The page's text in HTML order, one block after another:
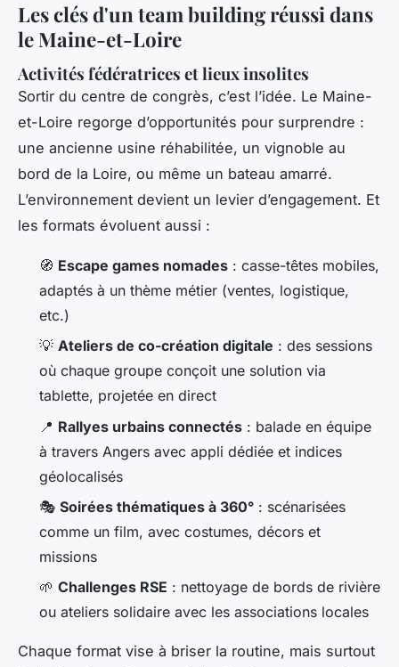
Les clés d'un team building réussi dans
le Maine-et-Loire
Activités fédératrices et lieux insolites
Sortir du centre de congrès, c’est l’idée. Le Maine-
et-Loire regorge d’opportunités pour surprendre :
une ancienne usine réhabilitée, un vignoble au
bord de la Loire, ou même un bateau amarré.
L’environnement devient un levier d’engagement. Et
les formats évoluent aussi :
🧭 Escape games nomades : casse-têtes mobiles,
adaptés à un thème métier (ventes, logistique,
etc.)
💡 Ateliers de co-création digitale : des sessions
où chaque groupe conçoit une solution via
tablette, projetée en direct
📍 Rallyes urbains connectés : balade en équipe
à travers Angers avec appli dédiée et indices
géolocalisés
🎭 Soirées thématiques à 360° : scénarisées
comme un film, avec costumes, décors et
missions
🌱 Challenges RSE : nettoyage de bords de rivière
ou ateliers solidaire avec les associations locales
Chaque format vise à briser la routine, mais surtout